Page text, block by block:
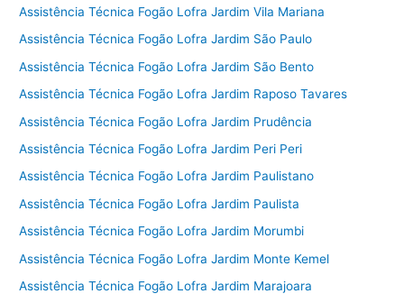
Assistência Técnica Fogão Lofra Jardim Vila Mariana
Assistência Técnica Fogão Lofra Jardim São Paulo
Assistência Técnica Fogão Lofra Jardim São Bento
Assistência Técnica Fogão Lofra Jardim Raposo Tavares
Assistência Técnica Fogão Lofra Jardim Prudência
Assistência Técnica Fogão Lofra Jardim Peri Peri
Assistência Técnica Fogão Lofra Jardim Paulistano
Assistência Técnica Fogão Lofra Jardim Paulista
Assistência Técnica Fogão Lofra Jardim Morumbi
Assistência Técnica Fogão Lofra Jardim Monte Kemel
Assistência Técnica Fogão Lofra Jardim Marajoara